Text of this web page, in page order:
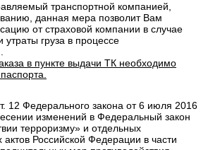
транспортной компанией,
данная мера позволит Вам
от страховой компании в случае
груза в процессе
в пункте выдачи ТК необходимо
12 Федерального закона от 6 июля 2016
изменений в Федеральный закон
терроризму» и отдельных
актов Российской Федерации в части